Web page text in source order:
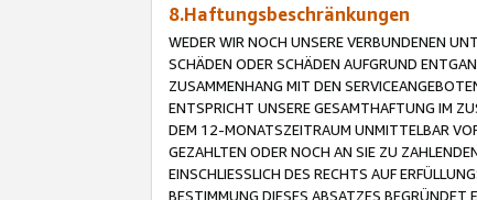
8.Haftungsbeschränkungen
WEDER WIR NOCH UNSERE VERBUNDENEN
SCHÄDEN ODER SCHÄDEN AUFGRUND
ZUSAMMENHANG MIT DEN
ENTSPRICHT UNSERE GESAMTHAFTUNG IM
DEM 12-MONATSZEITRAUM UNMITTELBAR
GEZAHLTEN ODER NOCH AN SIE ZU
EINSCHLIESSLICH DES RECHTS AUF
BESTIMMUNG DIESES ABSATZES BEGRÜNDET